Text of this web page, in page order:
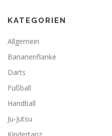
KATEGORIEN
Allgemein
Bananenflanke
Darts
Fußball
Handball
Ju-Jutsu